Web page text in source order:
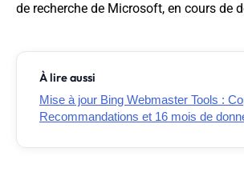
de recherche de Microsoft, en cours de
À lire aussi
Mise à jour Bing Webmaster Tools :
Recommandations et 16 mois de